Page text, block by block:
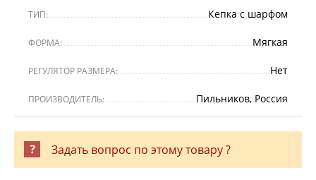
ТИП: Кепка с шарфом
ФОРМА: Мягкая
РЕГУЛЯТОР РАЗМЕРА: Нет
ПРОИЗВОДИТЕЛЬ: Пильников, Россия
Задать вопрос по этому товару ?